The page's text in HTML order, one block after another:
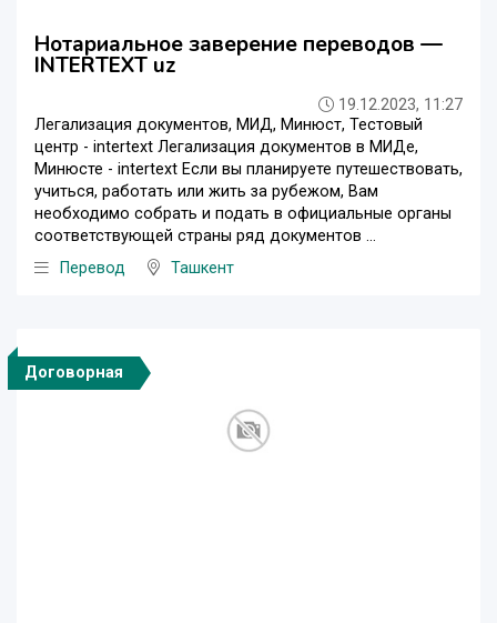
Нотариальное заверение переводов —
INTERTEXT uz
19.12.2023, 11:27
Легализация документов, МИД, Минюст, Тестовый
центр - intertext Легализация документов в МИДе,
Минюсте - intertext Если вы планируете путешествовать,
учиться, работать или жить за рубежом, Вам
необходимо собрать и подать в официальные органы
соответствующей страны ряд документов ...
Перевод
Ташкент
Договорная